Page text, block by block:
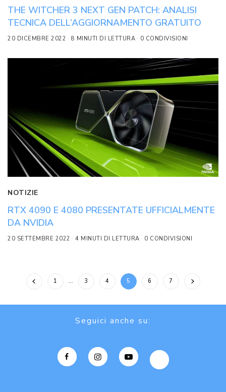
THE WITCHER 3 NEXT GEN PATCH: ANALISI
TECNICA DELL’AGGIORNAMENTO GRATUITO
20 DICEMBRE 2022 8 MINUTI DI LETTURA 0 CONDIVISIONI
NOTIZIE
RTX 4090 E 4080 PRESENTATE UFFICIALMENTE
DA NVIDIA
20 SETTEMBRE 2022 4 MINUTI DI LETTURA 0 CONDIVISIONI
1 … 3 4 5 6 7
Seguici anche su: